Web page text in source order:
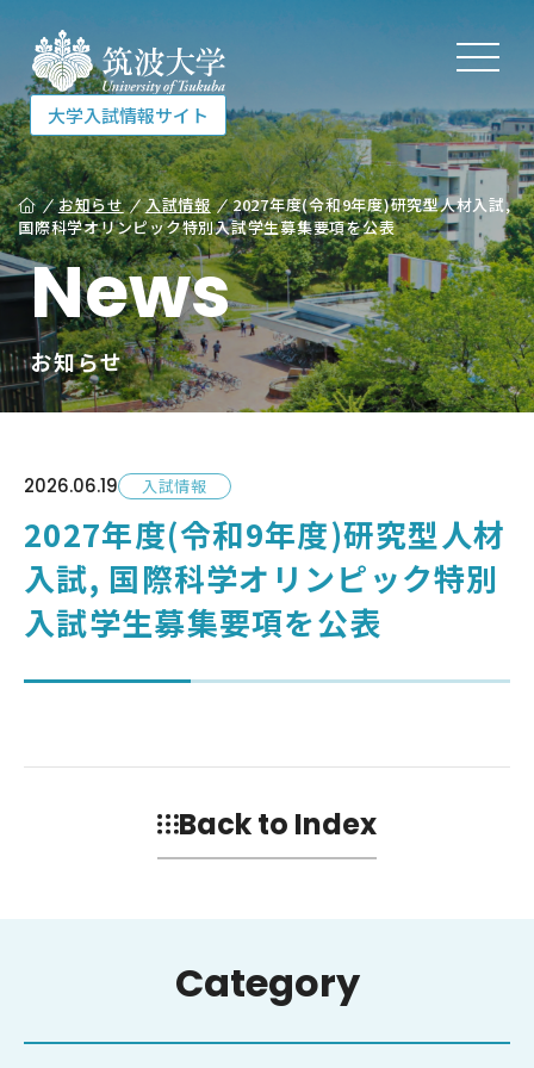
大学入試情報サイト
大学入試情報サイト
入試を知る
受験する
各種資料
大学を知る
お知らせ 入試情報
2027年度(令和9年度)研究型人材入試,
国際科学オリンピック特別入試学生募集要項を公表
News
お知らせ
2026.06.19 入試情報
2027年度(令和9年度)研究型人材
入試, 国際科学オリンピック特別
入試学生募集要項を公表
Back to Index
Category